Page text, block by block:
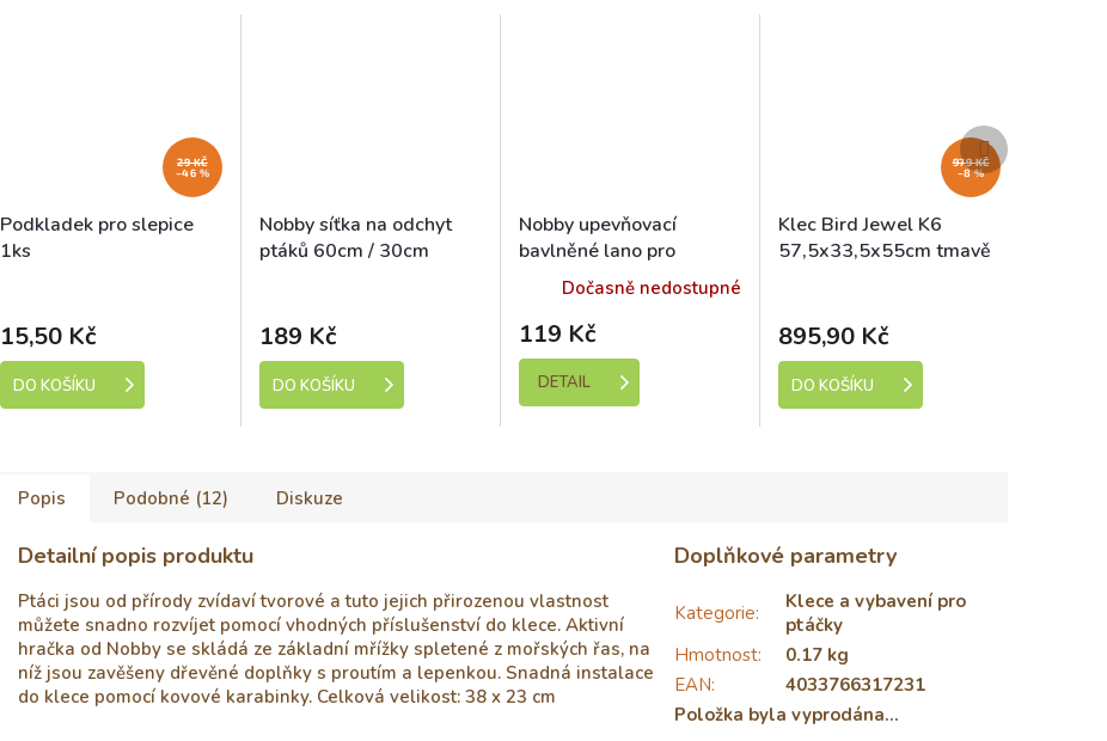
29 KČ
–46 %
Podkladek pro slepice
1ks
15,50 Kč
DO KOŠÍKU
Nobby síťka na odchyt
ptáků 60cm / 30cm
189 Kč
DO KOŠÍKU
Nobby upevňovací
bavlněné lano pro
papoušky 20mm x 64cm
Dočasně nedostupné
119 Kč
DETAIL
979 KČ
–8 %
Klec Bird Jewel K6
57,5x33,5x55cm tmavě
895,90 Kč
DO KOŠÍKU
Další
produkt
Popis Podobné (12) Diskuze
Detailní popis produktu
Ptáci jsou od přírody zvídaví tvorové a tuto jejich přirozenou vlastnost
můžete snadno rozvíjet pomocí vhodných příslušenství do klece. Aktivní
hračka od Nobby se skládá ze základní mřížky spletené z mořských řas, na
níž jsou zavěšeny dřevěné doplňky s proutím a lepenkou. Snadná instalace
do klece pomocí kovové karabinky. Celková velikost: 38 x 23 cm
Doplňkové parametry
Kategorie:
Klece a vybavení pro
ptáčky
Hmotnost:
0.17 kg
EAN:
4033766317231
Položka byla vyprodána…